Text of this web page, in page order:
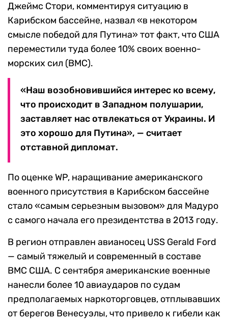
Джеймс Стори, комментируя ситуацию в
Карибском бассейне, назвал «в некотором
смысле победой для Путина» тот факт, что США
переместили туда более 10% своих военно-
морских сил (ВМС).
«Наш возобновившийся интерес ко всему,
что происходит в Западном полушарии,
заставляет нас отвлекаться от Украины. И
это хорошо для Путина», — считает
отставной дипломат.
По оценке WP, наращивание американского
военного присутствия в Карибском бассейне
стало «самым серьезным вызовом» для Мадуро
с самого начала его президентства в 2013 году.
В регион отправлен авианосец USS Gerald Ford
— самый тяжелый и современный в составе
ВМС США. С сентября американские военные
нанесли более 10 авиаударов по судам
предполагаемых наркоторговцев, отплывавших
от берегов Венесуэлы, что привело к гибели как